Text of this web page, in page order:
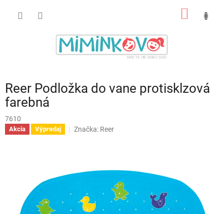
Reer Podložka do vane protisklzová
farebná
7610
Akcia Výpredaj Značka: Reer